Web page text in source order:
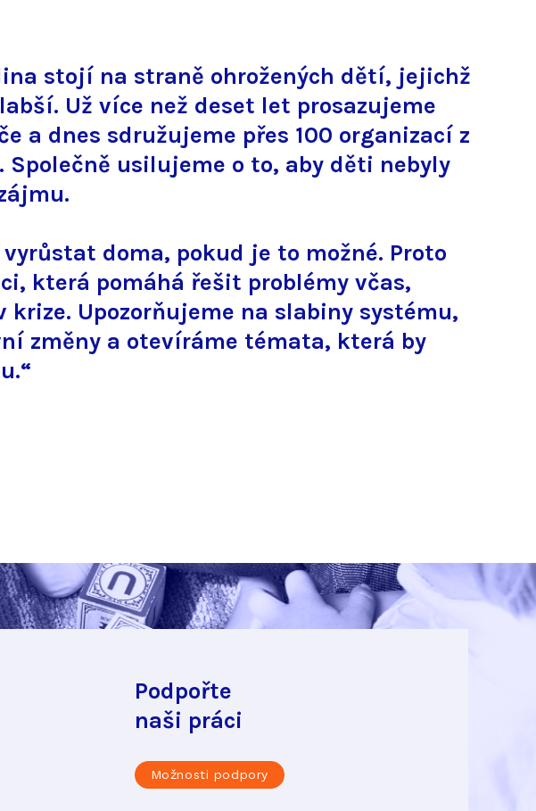
stojí na straně ohrožených dětí, jejichž
Už více než deset let prosazujeme
a dnes sdružujeme přes 100 organizací z
Společně usilujeme o to, aby děti nebyly
doma, pokud je to možné. Proto
která pomáhá řešit problémy včas,
krize. Upozorňujeme na slabiny systému,
změny a otevíráme témata, která by
Podpořte
naši práci
Možnosti podpory